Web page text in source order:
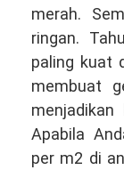
merah.
ringan.
paling kuat
membuat
Apabila
per m2 di